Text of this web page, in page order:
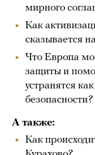
мирного
Как
сказывается
Что Европа
защиты и
устранятся
безопасности?
А также:
Как